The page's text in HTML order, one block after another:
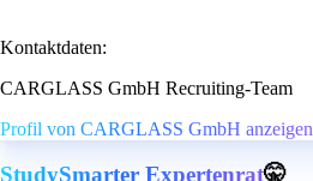
Kontaktdaten:
CARGLASS GmbH Recruiting-Team
Profil von CARGLASS GmbH anzeigen
StudySmarter Expertenrat🤫